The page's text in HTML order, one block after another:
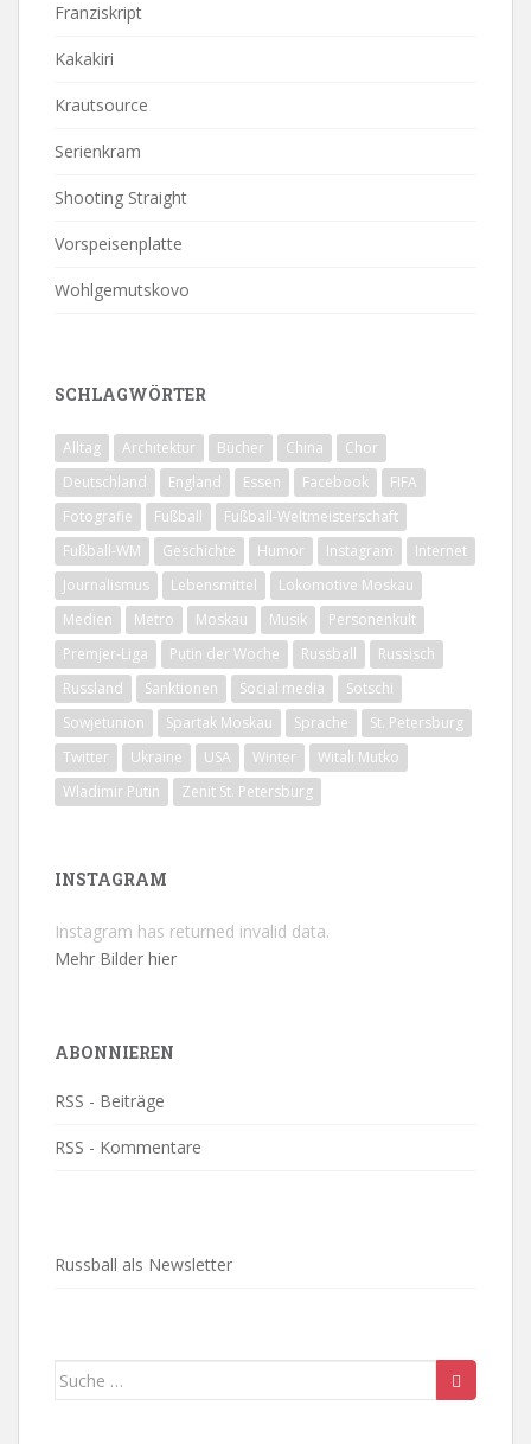
Franziskript
Kakakiri
Krautsource
Serienkram
Shooting Straight
Vorspeisenplatte
Wohlgemutskovo
SCHLAGWÖRTER
Alltag Architektur Bücher China
Chor
Deutschland
England Essen Facebook
FIFA
Fotografie
Fußball
Fußball-Weltmeisterschaft
Fußball-WM
Geschichte Humor Instagram
Internet
Journalismus
Lebensmittel
Lokomotive Moskau
Medien
Metro Moskau Musik
Personenkult
Premjer-Liga
Putin der Woche Russball
Russisch
Russland
Sanktionen Social media
Sotschi
Sowjetunion
Spartak Moskau Sprache
St. Petersburg
Twitter
Ukraine USA Winter
Witali Mutko
Wladimir Putin
Zenit St. Petersburg
INSTAGRAM
Instagram has returned invalid data.
Mehr Bilder hier
ABONNIEREN
RSS - Beiträge
RSS - Kommentare
Russball als Newsletter
Suche